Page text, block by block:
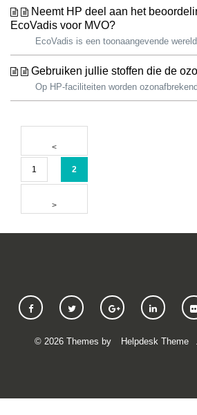
Neemt HP deel aan het
EcoVadis voor MVO?
Gebruiken jullie stoffen die de
1 2
© 2026Themes by Helpdesk Theme